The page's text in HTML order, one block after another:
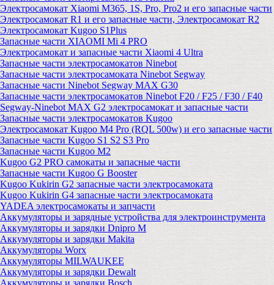
Электросамокат Xiaomi M365, 1S, Pro, Pro2 и его запасные части
Электросамокат R1 и его запасные части, Электросамокат R2
Электросамокат Kugoo S1Plus
Запасные части XIAOMI Mi 4 PRO
Электросамокат и запасные части Xiaomi 4 Ultra
Запасные части электросамокатов Ninebot
Запасные части электросамоката Ninebot Segway
Запасные части Ninebot Segway MAX G30
Запасные части электросамокатов Ninebot F20 / F25 / F30 / F40
Segway-Ninebot MAX G2 электросамокат и запасные части
Запасные части электросамокатов Kugoo
Электросамокат Kugoo M4 Pro (RQL 500w) и его запасные части
Запасные части Kugoo S1 S2 S3 Pro
Запасные части Kugoo M2
Kugoo G2 PRO самокаты и запасные части
Запасные части Kugoo G Booster
Kugoo Kukirin G2 запасные части электросамоката
Kugoo Kukirin G4 запасные части электросамоката
YADEA электросамокаты и запчасти
Аккумуляторы и зарядные устройства для электроинструмента
Аккумуляторы и зарядки Dnipro M
Аккумуляторы и зарядки Makita
Аккумуляторы Worx
Аккумуляторы MILWAUKEE
Аккумуляторы и зарядки Dewalt